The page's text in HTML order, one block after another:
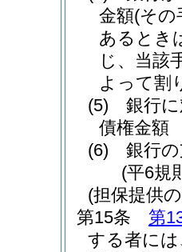
金額(その
あるとき
じ、当該
よって割
(5)
銀行
債権金額
(6)
銀行
(平6規
(担保提供
第15条
第
する者に